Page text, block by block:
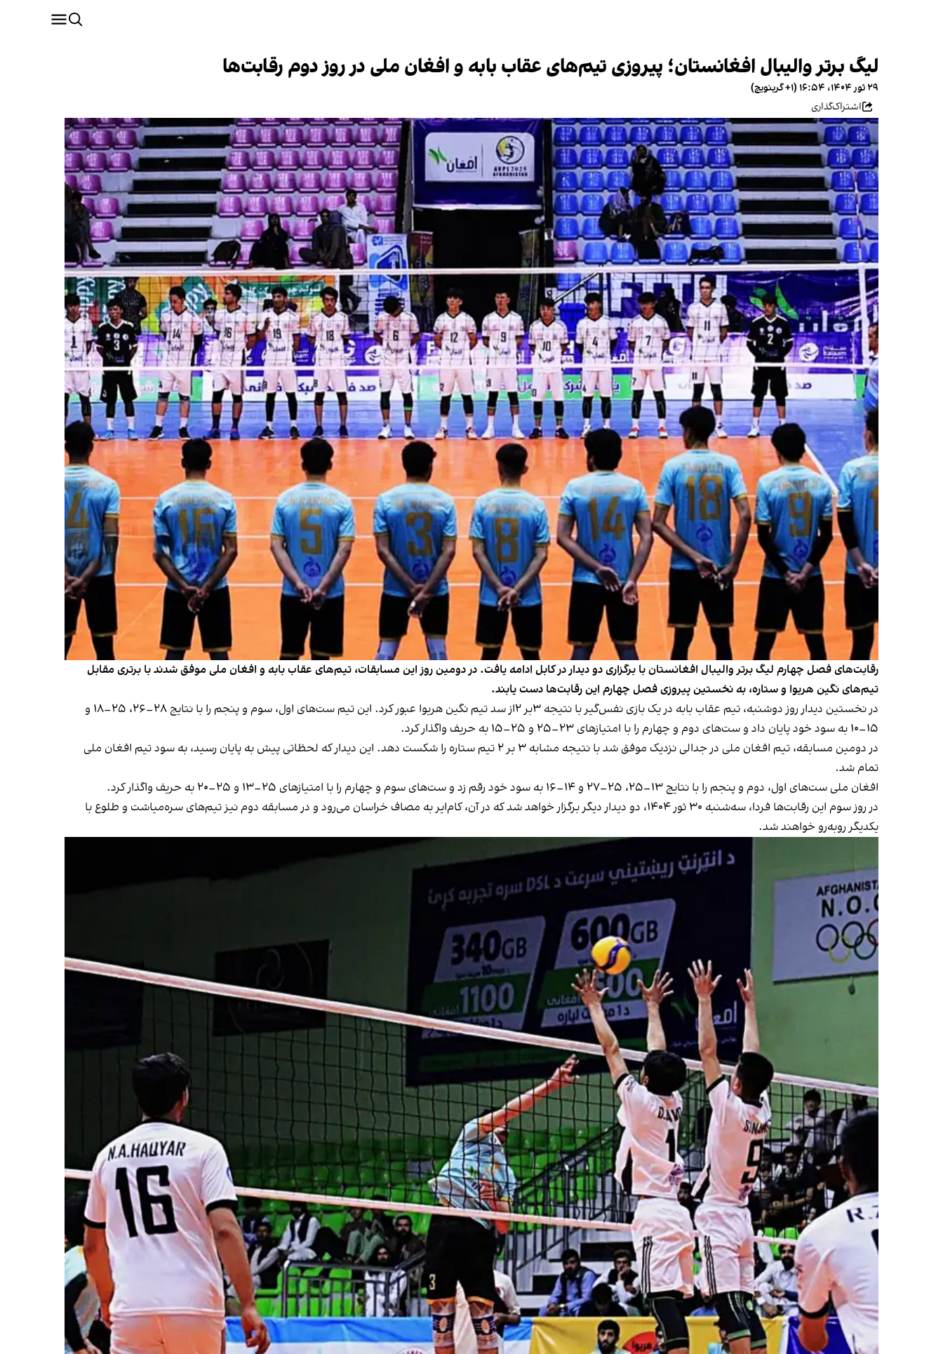
لیگ برتر والیبال افغانستان؛ پیروزی تیم‌های عقاب بابه و افغان ملی در روز دوم رقابت‌ها
۲۹ ثور ۱۴۰۴، ۱۶:۵۴ (‎+۱ گرینویچ)
اشتراک‌گذاری
رقابت‌های فصل چهارم لیگ برتر والیبال افغانستان با برگزاری دو دیدار در کابل ادامه یافت. در دومین روز این مسابقات، تیم‌های عقاب بابه و افغان ملی موفق شدند با برتری مقابل
تیم‌های نگین هریوا و ستاره، به نخستین پیروزی فصل چهارم این رقابت‌ها دست یابند.
در نخستین دیدار روز دوشنبه، تیم عقاب بابه در یک بازی نفس‌گیر با نتیجه ۳بر ۲از سد تیم نگین هریوا عبور کرد. این تیم ست‌های اول، سوم و پنجم را با نتایج ۲۸–۲۶، ۲۵–۱۸ و
۱۵–۱۰ به سود خود پایان داد و ست‌های دوم و چهارم را با امتیازهای ۲۳–۲۵ و ۲۵–۱۵ به حریف واگذار کرد.
در دومین مسابقه، تیم افغان ملی در جدالی نزدیک موفق شد با نتیجه مشابه ۳ بر ۲ تیم ستاره را شکست دهد. این دیدار که لحظاتی پیش به پایان رسید، به سود تیم افغان ملی
تمام شد.
افغان ملی ست‌های اول، دوم و پنجم را با نتایج ۱۳–۲۵، ۲۵–۲۷ و ۱۴–۱۶ به سود خود رقم زد و ست‌های سوم و چهارم را با امتیازهای ۲۵–۱۳ و ۲۵–۲۰ به حریف واگذار کرد.
در روز سوم این رقابت‌ها فردا، سه‌شنبه ۳۰ ثور ۱۴۰۴، دو دیدار دیگر برگزار خواهد شد که در آن، کام‌ایر به مصاف خراسان می‌رود و در مسابقه دوم نیز تیم‌های سره‌میاشت و طلوع با
یکدیگر روبه‌رو خواهند شد.